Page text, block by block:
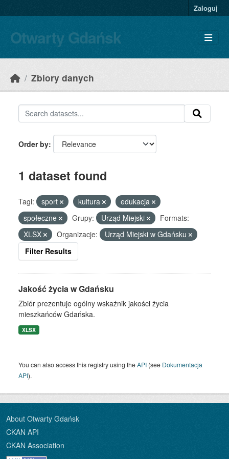
Zaloguj
Otwarty Gdańsk
Zbiory danych
Order by
1 dataset found
Tagi: sport kultura
edukacja
społeczne
Grupy: Urząd Miejski
Formats:
XLSX
Organizacje:
Urząd Miejski w Gdańsku
Filter Results
Jakość życia w Gdańsku
Zbiór prezentuje ogólny wskaźnik jakości życia
mieszkańców Gdańska.
XLSX
You can also access this registry using theAPI (see Dokumentacja
API).
About Otwarty Gdańsk
CKAN API
CKAN Association